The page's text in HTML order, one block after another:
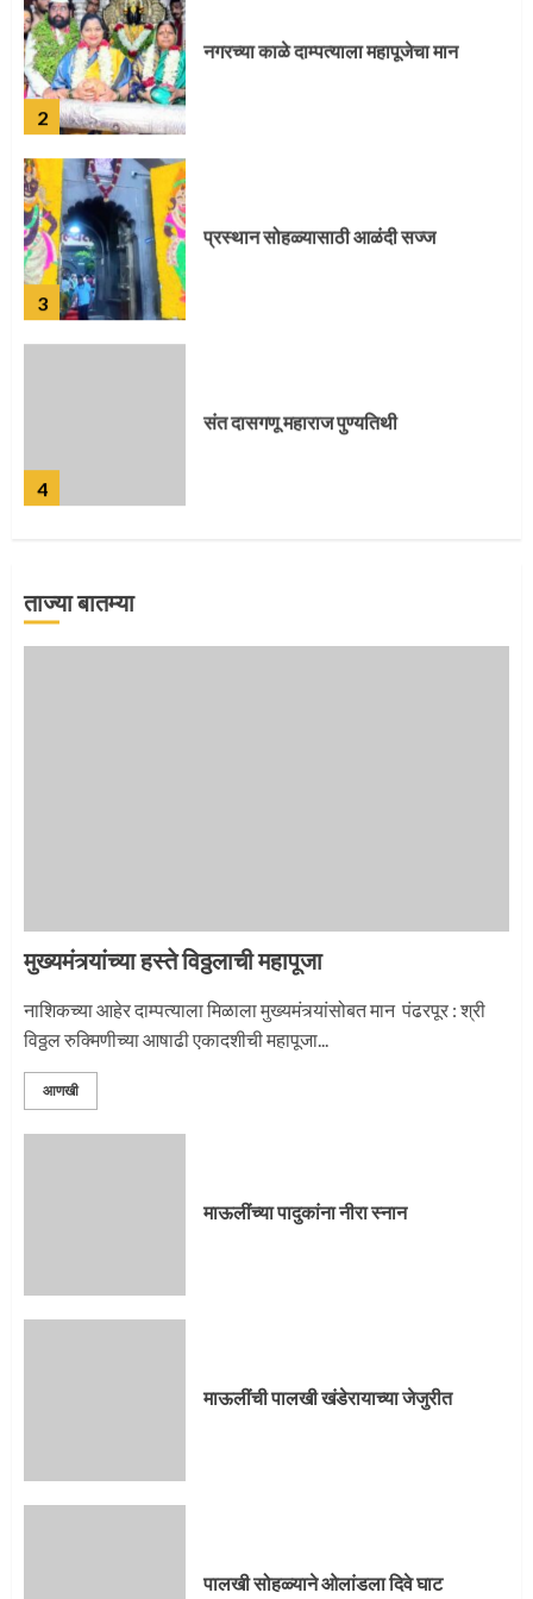
3
प्रस्थान सोहळ्यासाठी आळंदी सज्ज
4
संत दासगणू महाराज पुण्यतिथी
5
जवानाला मिळाला महापूजेचा मान
3
ताज्या बातम्या
मुख्यमंत्र्यांच्या हस्ते विठ्ठलाची महापूजा
नाशिकच्या आहेर दाम्पत्याला मिळाला मुख्यमंत्र्यांसोबत मान पंढरपूर : श्री
विठ्ठल रुक्मिणीच्या आषाढी एकादशीची महापूजा...
आणखी
माऊलींच्या पादुकांना नीरा स्नान
माऊलींची पालखी खंडेरायाच्या जेजुरीत
पालखी सोहळ्याने ओलांडला दिवे घाट